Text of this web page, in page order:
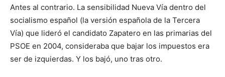
Antes al contrario. La sensibilidad Nueva Vía dentro del
socialismo español (la versión española de la Tercera
Vía) que lideró el candidato Zapatero en las primarias del
PSOE en 2004, consideraba que bajar los impuestos era
ser de izquierdas. Y los bajó, uno tras otro.